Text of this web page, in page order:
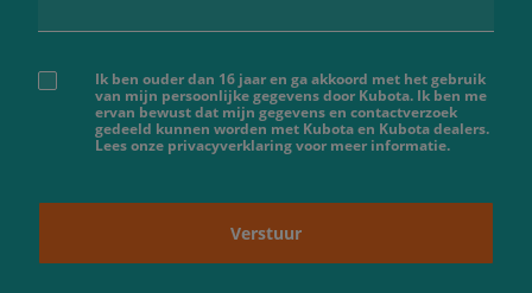
Ik ben ouder dan 16 jaar en ga akkoord met het gebruik
van mijn persoonlijke gegevens door Kubota. Ik ben me
ervan bewust dat mijn gegevens en contactverzoek
gedeeld kunnen worden met Kubota en Kubota dealers.
Lees onze privacyverklaring voor meer informatie.
Verstuur